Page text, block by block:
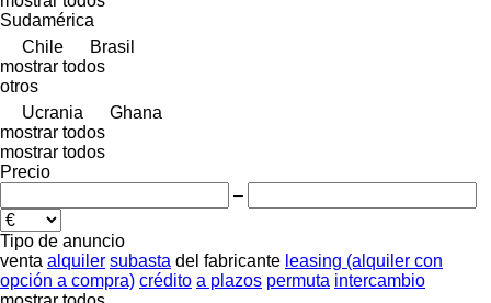
Sudamérica
Chile
Brasil
mostrar todos
otros
Ucrania
Ghana
mostrar todos
mostrar todos
Precio
–
Tipo de anuncio
venta alquiler subasta del fabricante leasing (alquiler con
opción a compra) crédito a plazos permuta intercambio